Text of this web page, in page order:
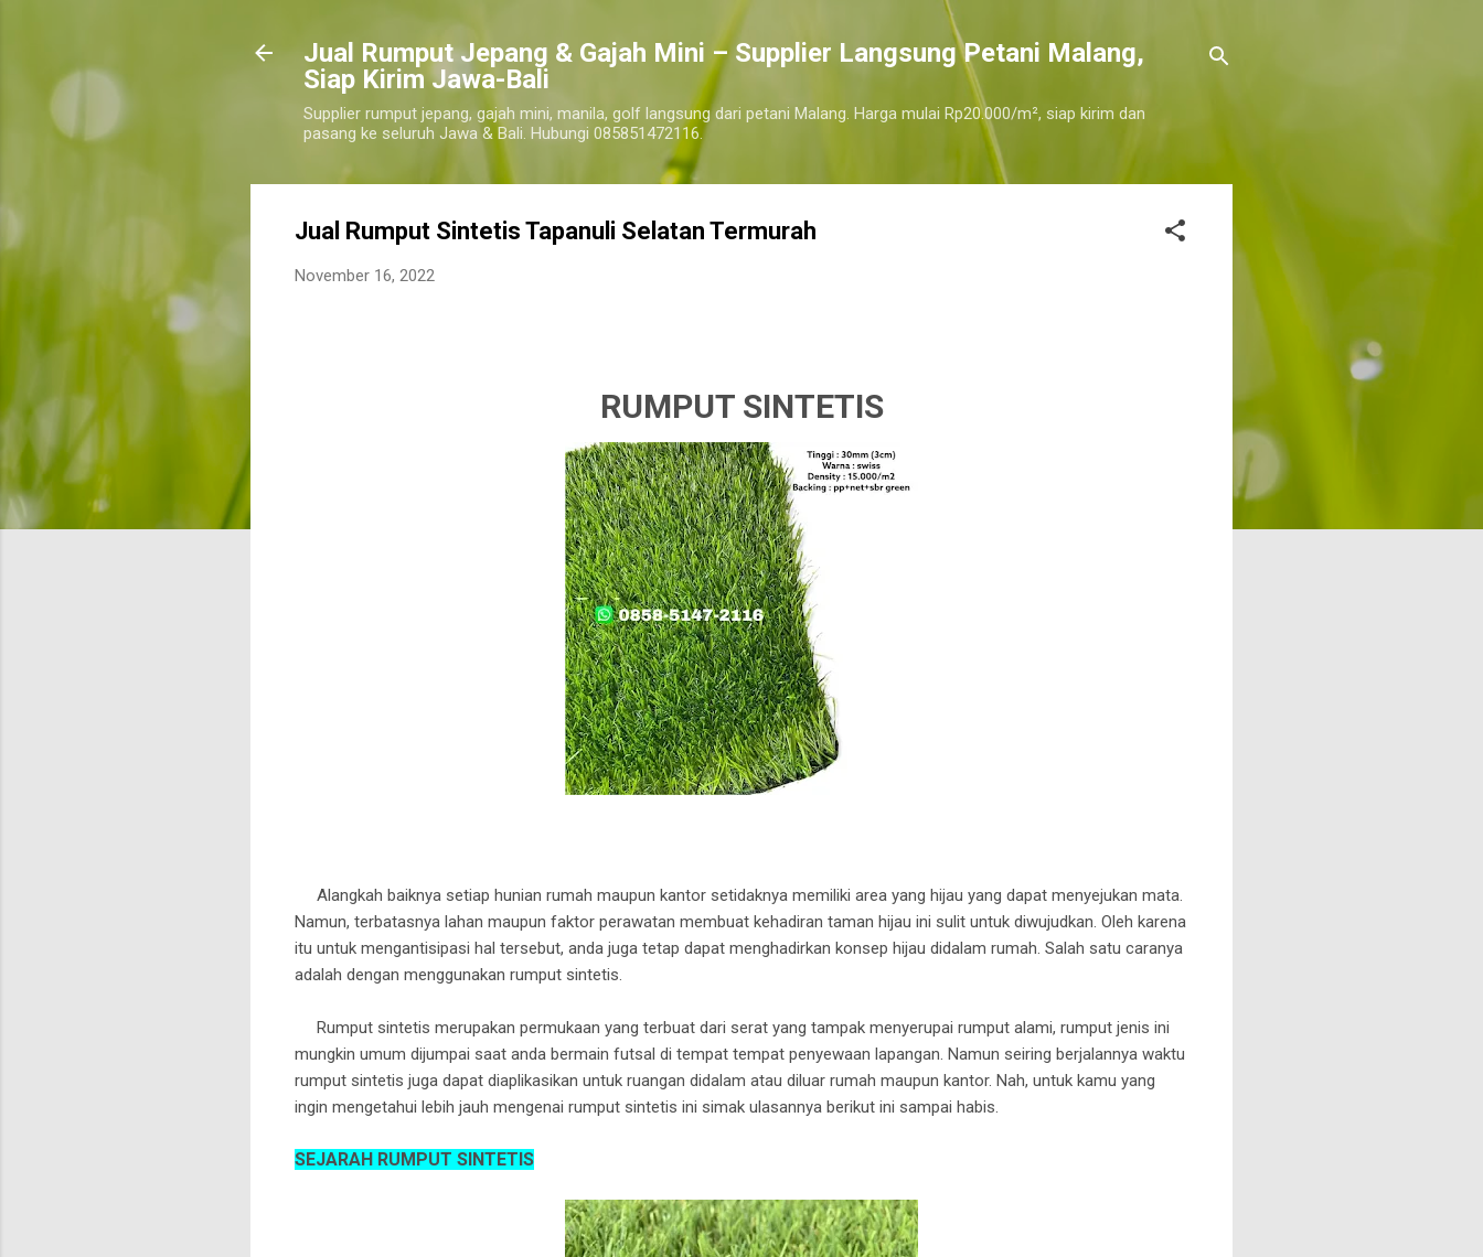
Langsung ke konten utama
​Jual Rumput Jepang & Gajah Mini – Supplier Langsung Petani Malang,
Siap Kirim Jawa-Bali
Supplier rumput jepang, gajah mini, manila, golf langsung dari petani Malang. Harga mulai Rp20.000/m², siap kirim dan
pasang ke seluruh Jawa & Bali. Hubungi 085851472116.
Jual Rumput Sintetis Tapanuli Selatan Termurah
November 16, 2022
RUMPUT SINTETIS
Alangkah baiknya setiap hunian rumah maupun kantor setidaknya memiliki area yang hijau yang dapat menyejukan mata.
Namun, terbatasnya lahan maupun faktor perawatan membuat kehadiran taman hijau ini sulit untuk diwujudkan. Oleh karena
itu untuk mengantisipasi hal tersebut, anda juga tetap dapat menghadirkan konsep hijau didalam rumah. Salah satu caranya
adalah dengan menggunakan rumput sintetis.
Rumput sintetis merupakan permukaan yang terbuat dari serat yang tampak menyerupai rumput alami, rumput jenis ini
mungkin umum dijumpai saat anda bermain futsal di tempat tempat penyewaan lapangan. Namun seiring berjalannya waktu
rumput sintetis juga dapat diaplikasikan untuk ruangan didalam atau diluar rumah maupun kantor. Nah, untuk kamu yang
ingin mengetahui lebih jauh mengenai rumput sintetis ini simak ulasannya berikut ini sampai habis.
SEJARAH RUMPUT SINTETIS